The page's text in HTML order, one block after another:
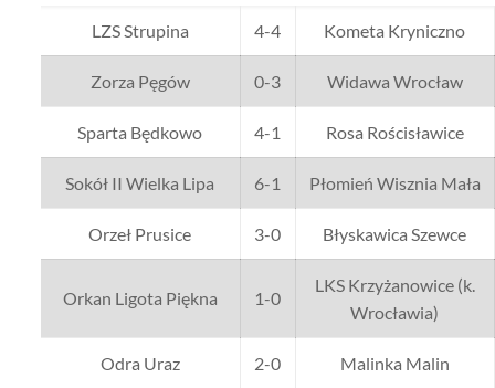
LZS Strupina 4-4 Kometa Kryniczno
Zorza Pęgów 0-3 Widawa Wrocław
Sparta Będkowo 4-1 Rosa Rościsławice
Sokół II Wielka Lipa 6-1 Płomień Wisznia Mała
Orzeł Prusice 3-0 Błyskawica Szewce
Orkan Ligota Piękna 1-0
LKS Krzyżanowice (k.
Wrocławia)
Odra Uraz 2-0 Malinka Malin